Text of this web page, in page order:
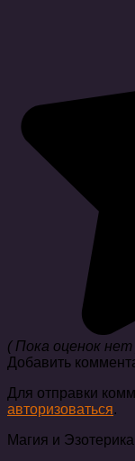
( Пока оценок нет
Добавить
Для отправки
авторизоваться.
Магия и Эзотерика